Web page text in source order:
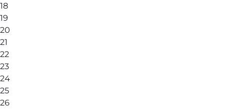
18
19
20
21
22
23
24
25
26